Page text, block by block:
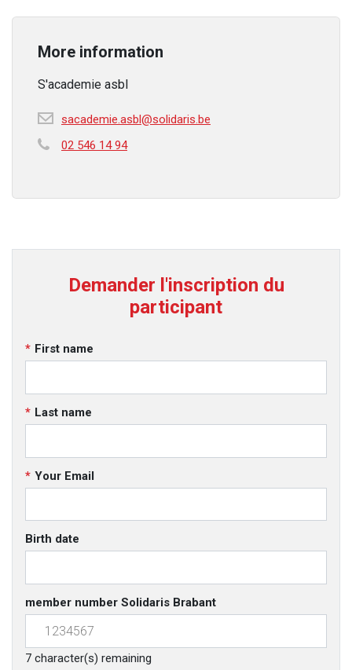
More information
S'academie asbl
sacademie.asbl@solidaris.be
02 546 14 94
Demander l'inscription du
participant
First name
Last name
Your Email
Birth date
member number Solidaris Brabant
7 character(s) remaining